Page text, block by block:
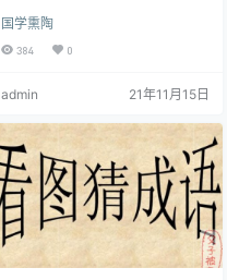
词汇积累，还能见微知著，培养孩
子的历史观、想象力和创造力。成
成语知识的考核。那么，如何让孩
住、用得好？在婷婷姐姐的新书
《婷婷讲成语故事》中，都能找到
答案。 1月9日是2020北京图书订货
会开幕日。当天下午，在中国国际
展览中心湖南展区，由岳麓书社与
婷婷…
国学熏陶
384 0
admin 21年11月15日